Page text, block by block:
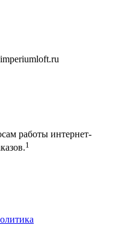
работы интернет-
1